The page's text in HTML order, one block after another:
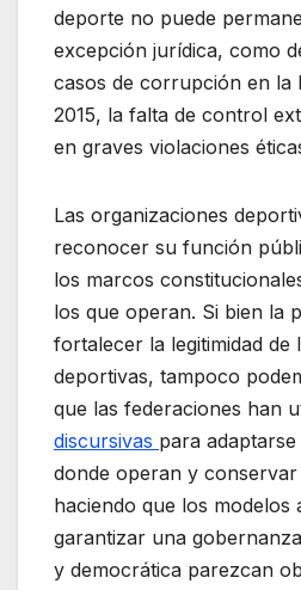
deporte no puede
excepción jurídica, como
casos de corrupción en la
2015, la falta de control
en graves violaciones
Las organizaciones
reconocer su función
los marcos
los que operan. Si bien la
fortalecer la legitimidad de
deportivas, tampoco
que las federaciones han
discursivas para
donde operan y
haciendo que los modelos
garantizar una
y democrática parezcan